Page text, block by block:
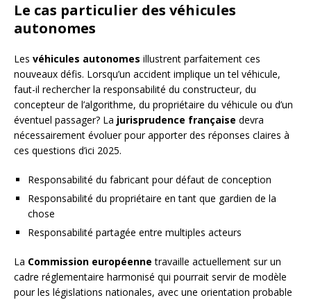
Le cas particulier des véhicules
autonomes
Les véhicules autonomes illustrent parfaitement ces
nouveaux défis. Lorsqu’un accident implique un tel véhicule,
faut-il rechercher la responsabilité du constructeur, du
concepteur de l’algorithme, du propriétaire du véhicule ou d’un
éventuel passager? La jurisprudence française devra
nécessairement évoluer pour apporter des réponses claires à
ces questions d’ici 2025.
Responsabilité du fabricant pour défaut de conception
Responsabilité du propriétaire en tant que gardien de la
chose
Responsabilité partagée entre multiples acteurs
La Commission européenne travaille actuellement sur un
cadre réglementaire harmonisé qui pourrait servir de modèle
pour les législations nationales, avec une orientation probable